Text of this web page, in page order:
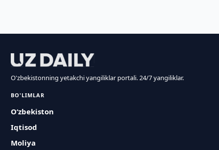
O'zbekistonning yetakchi yangiliklar portali. 24/7 yangiliklar.
BO'LIMLAR
O‘zbekiston
Iqtisod
Moliya